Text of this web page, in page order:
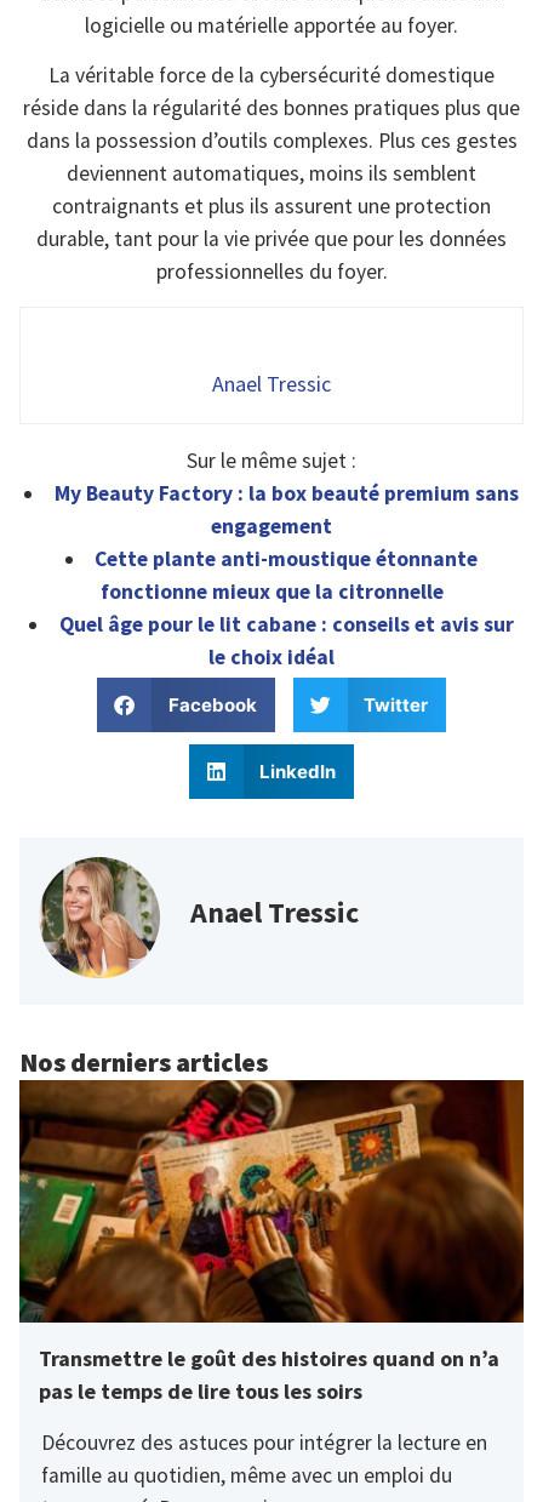
logicielle ou matérielle apportée au foyer.
La véritable force de la cybersécurité domestique
réside dans la régularité des bonnes pratiques plus que
dans la possession d’outils complexes. Plus ces gestes
deviennent automatiques, moins ils semblent
contraignants et plus ils assurent une protection
durable, tant pour la vie privée que pour les données
professionnelles du foyer.
Anael Tressic
Sur le même sujet :
My Beauty Factory : la box beauté premium sans
engagement
Cette plante anti-moustique étonnante
fonctionne mieux que la citronnelle
Quel âge pour le lit cabane : conseils et avis sur
le choix idéal
Facebook Twitter
LinkedIn
Anael Tressic
Nos derniers articles
Transmettre le goût des histoires quand on n’a
pas le temps de lire tous les soirs
Découvrez des astuces pour intégrer la lecture en
famille au quotidien, même avec un emploi du